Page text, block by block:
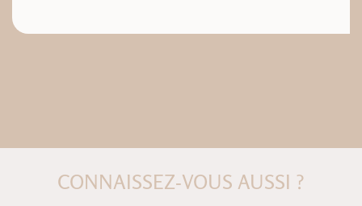
CONNAISSEZ-VOUS AUSSI ?